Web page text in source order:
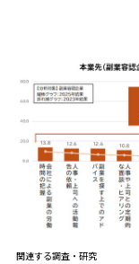
関連する調査・研究